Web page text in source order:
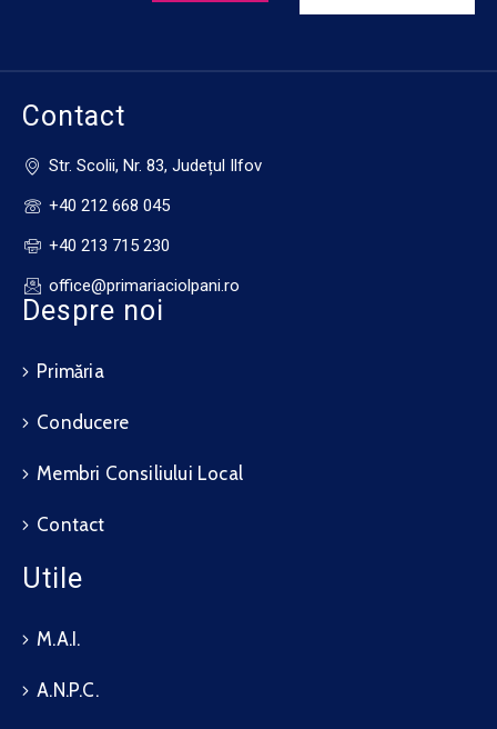
Contact
Str. Scolii, Nr. 83, Județul Ilfov
+40 212 668 045
+40 213 715 230
office@primariaciolpani.ro
Despre noi
Primăria
Conducere
Membri Consiliului Local
Contact
Utile
M.A.I.
A.N.P.C.